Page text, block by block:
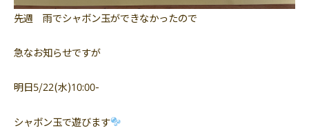
先週 雨でシャボン玉ができなかったので
急なお知らせですが
明日5/22(水)10:00-
シャボン玉で遊びます